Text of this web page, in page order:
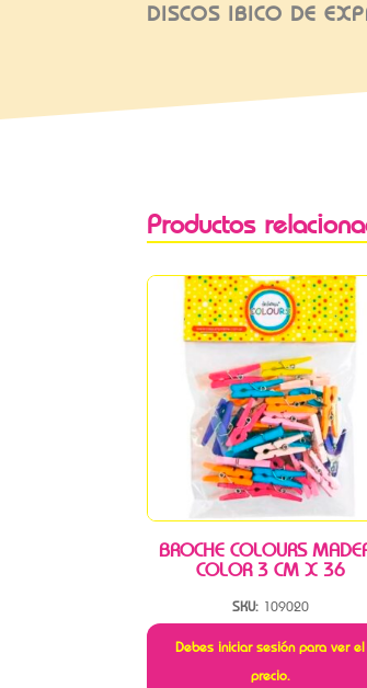
DISCOS IBICO DE
Productos
BROCHE COLOURS
COLOR 3 CM X 36
SKU: 109020
Debes iniciar sesión para ver el
precio.